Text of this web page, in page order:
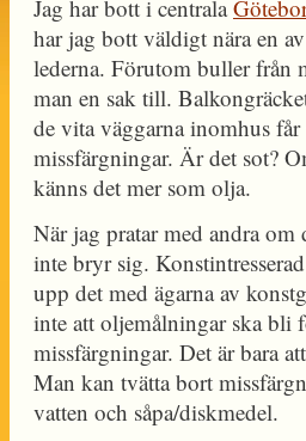
Jag har bott i centrala
har jag bott väldigt nära en
lederna. Förutom buller från
man en sak till.
de vita väggarna inomhus får
missfärgningar. Är det sot?
känns det mer som olja.
När jag pratar med andra om
inte bryr sig.
upp det med ägarna av
inte att oljemålningar ska bli
missfärgningar. Det är bara
Man kan tvätta bort
vatten och såpa/diskmedel.